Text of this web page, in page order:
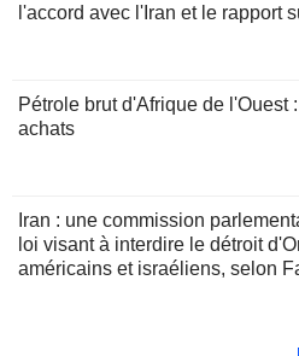
l'accord avec l'Iran et le rapport
Pétrole brut d'Afrique de l'Ouest
achats
Iran : une commission
loi visant à interdire le détroit
américains et israéliens, selon